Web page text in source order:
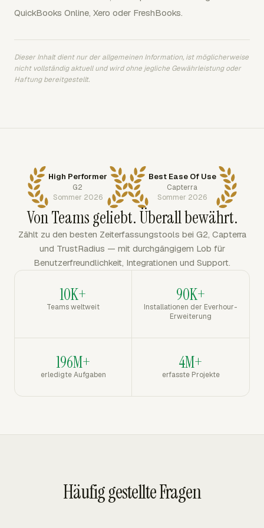
QuickBooks Online, Xero oder FreshBooks.
Dieser Inhalt dient nur der allgemeinen Information, ist möglicherweise
nicht vollständig aktuell und wird ohne jegliche Gewährleistung oder
Haftung bereitgestellt.
High Performer
G2
Sommer 2026
Best Ease Of Use
Capterra
Sommer 2026
Von Teams geliebt. Überall bewährt.
Zählt zu den besten Zeiterfassungstools bei G2, Capterra
und TrustRadius — mit durchgängigem Lob für
Benutzerfreundlichkeit, Integrationen und Support.
10K+
Teams weltweit
90K+
Installationen der Everhour-
Erweiterung
196M+
erledigte Aufgaben
4M+
erfasste Projekte
Häufig gestellte Fragen